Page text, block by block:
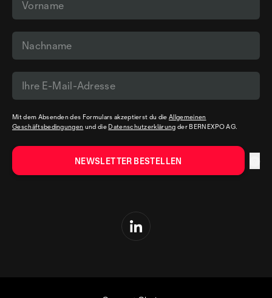
Mit dem Absenden des Formulars akzeptierst du dieAllgemeinen
Geschäftsbedingungen und die Datenschutzerklärung der BERNEXPO AG.